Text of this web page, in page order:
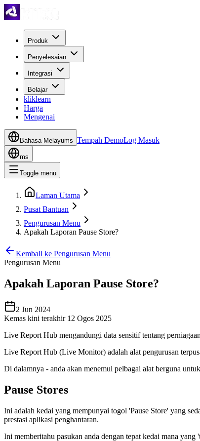
Produk
Penyelesaian
Integrasi
Belajar
kliklearn
Harga
Mengenai
Bahasa Melayums Tempah DemoLog Masuk
ms
Toggle menu
Laman Utama
Pusat Bantuan
Pengurusan Menu
Apakah Laporan Pause Store?
Kembali ke Pengurusan Menu
Pengurusan Menu
Apakah Laporan Pause Store?
2 Jun 2024
Kemas kini terakhir 12 Ogos 2025
Live Report Hub mengandungi data sensitif tentang
Live Report Hub (Live Monitor) adalah alat pengurusan
Di dalamnya - anda akan menemui pelbagai alat berguna
Pause Stores
Ini adalah kedai yang mempunyai togol 'Pause Store' yang
prestasi aplikasi penghantaran.
Ini memberitahu pasukan anda dengan tepat kedai mana